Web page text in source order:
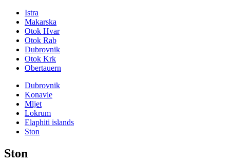
Istra
Makarska
Otok Hvar
Otok Rab
Dubrovnik
Otok Krk
Obertauern
Dubrovnik
Konavle
Mljet
Lokrum
Elaphiti islands
Ston
Ston